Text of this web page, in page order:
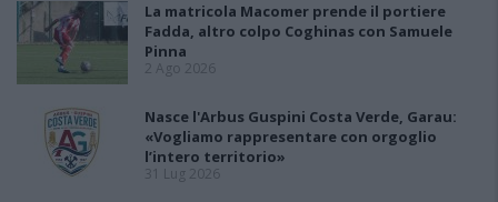
La matricola Macomer prende il portiere
Fadda, altro colpo Coghinas con Samuele
Pinna
2 Ago 2026
Nasce l'Arbus Guspini Costa Verde, Garau:
«Vogliamo rappresentare con orgoglio
l’intero territorio»
31 Lug 2026